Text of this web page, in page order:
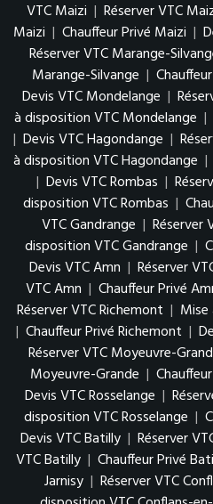
VTC Maizi | Réserver VTC
Maizi | Chauffeur Privé Maizi |
Réserver VTC Marange-
Marange-Silvange |
Devis VTC Mondelange |
à disposition VTC Mondelange |
| Devis VTC Hagondange |
à disposition VTC Hagondange |
| Devis VTC Rombas |
disposition VTC Rombas |
VTC Gandrange | Réserver
disposition VTC Gandrange |
Devis VTC Amn | Réserver
VTC Amn | Chauffeur Privé
Réserver VTC Richemont |
| Chauffeur Privé Richemont |
Réserver VTC Moyeuvre-
Moyeuvre-Grande |
Devis VTC Rosselange |
disposition VTC Rosselange |
Devis VTC Batilly | Réserver
VTC Batilly | Chauffeur Privé
Jarnisy | Réserver VTC